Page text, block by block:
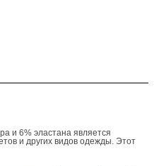
и 6% эластана является
и других видов одежды. Этот